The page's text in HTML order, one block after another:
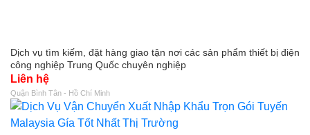
Dịch vụ tìm kiếm, đặt hàng giao tận nơi các sản phẩm thiết bị điện
công nghiệp Trung Quốc chuyên nghiệp
Liên hệ
Quận Bình Tân - Hồ Chí Minh